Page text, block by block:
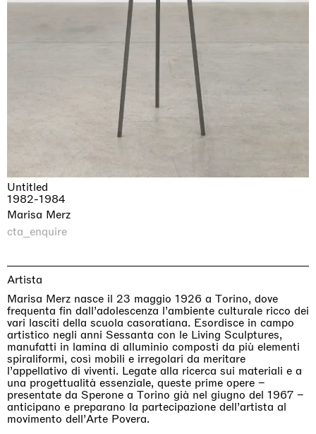
Untitled
1982-1984
Marisa Merz
cta_enquire
Artista
Marisa Merz nasce il 23 maggio 1926 a Torino, dove
frequenta fin dall’adolescenza l’ambiente culturale ricco dei
vari lasciti della scuola casoratiana. Esordisce in campo
artistico negli anni Sessanta con le Living Sculptures,
manufatti in lamina di alluminio composti da più elementi
spiraliformi, così mobili e irregolari da meritare
l’appellativo di viventi. Legate alla ricerca sui materiali e a
una progettualità essenziale, queste prime opere –
presentate da Sperone a Torino già nel giugno del 1967 –
anticipano e preparano la partecipazione dell’artista al
movimento dell’Arte Povera.